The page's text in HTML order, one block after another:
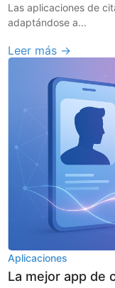
Las aplicaciones de
adaptándose a...
Leer más →
Aplicaciones
La mejor app de